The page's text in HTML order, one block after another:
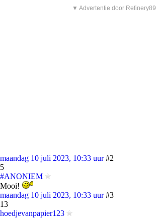
▼ Advertentie door Refinery89
maandag 10 juli 2023, 10:33 uur #2
5
#ANONIEM
Mooi!
maandag 10 juli 2023, 10:33 uur #3
13
hoedjevanpapier123